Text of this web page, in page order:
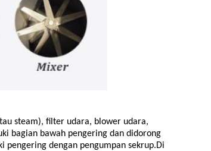
steam), filter udara, blower udara,
bagian bawah pengering dan didorong
dengan pengumpan sekrup.Di